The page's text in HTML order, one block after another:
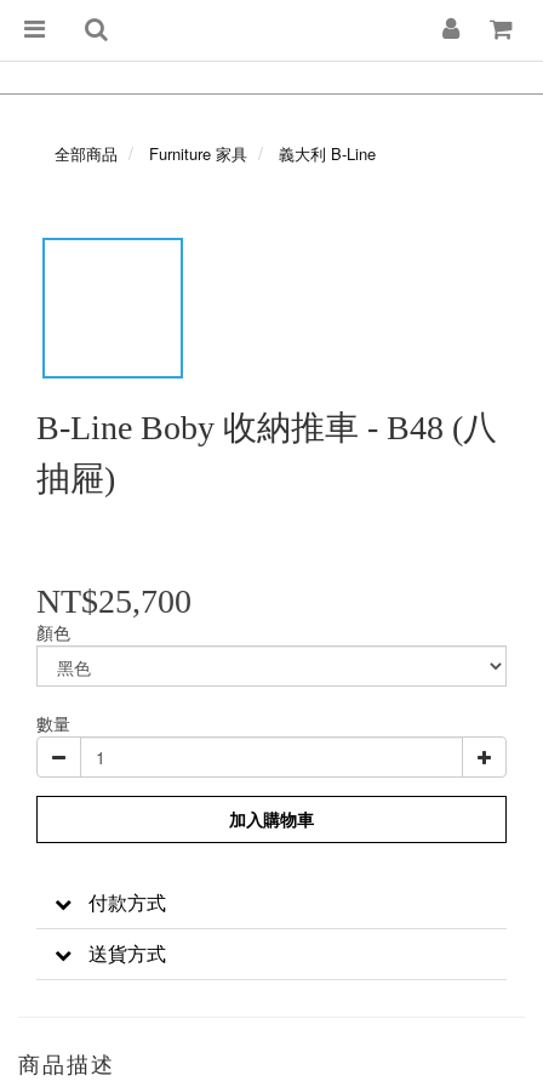
全部商品 Furniture 家具 義大利 B-Line
B-Line Boby 收納推車 - B48 (八
抽屜)
NT$25,700
顏色
數量
加入購物車
付款方式
送貨方式
商品描述